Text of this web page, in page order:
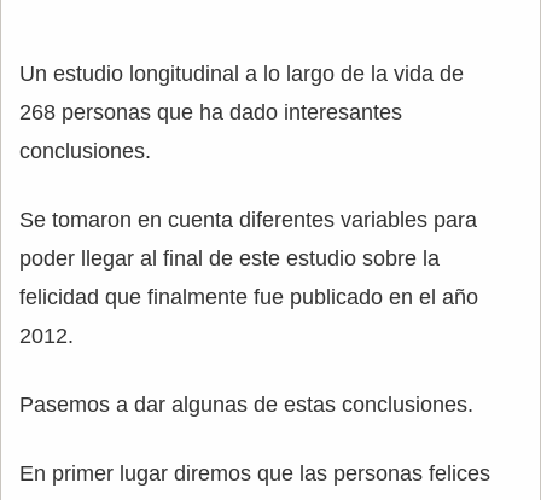
Un estudio longitudinal a lo largo de la vida de
268 personas que ha dado interesantes
conclusiones.
Se tomaron en cuenta diferentes variables para
poder llegar al final de este estudio sobre la
felicidad que finalmente fue publicado en el año
2012.
Pasemos a dar algunas de estas conclusiones.
En primer lugar diremos que las personas felices